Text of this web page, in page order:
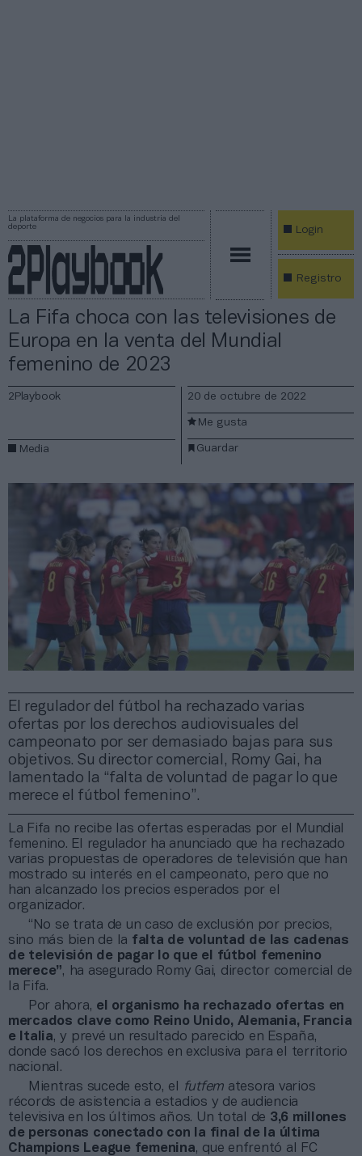
La plataforma de negocios para la industria del
deporte
Login
Registro
La Fifa choca con las televisiones de
Europa en la venta del Mundial
femenino de 2023
El regulador del fútbol ha rechazado varias
ofertas por los derechos audiovisuales del
campeonato por ser demasiado bajas para sus
objetivos. Su director comercial, Romy Gai, ha
lamentado la “falta de voluntad de pagar lo que
merece el fútbol femenino”.
2Playbook
Media
20 de octubre de 2022
Guardar
Me gusta
La Fifa no recibe las ofertas esperadas por el Mundial
femenino. El regulador ha anunciado que ha rechazado
varias propuestas de operadores de televisión que han
mostrado su interés en el campeonato, pero que no
han alcanzado los precios esperados por el
organizador.
“No se trata de un caso de exclusión por precios,
sino más bien de la falta de voluntad de las cadenas
de televisión de pagar lo que el fútbol femenino
merece”, ha asegurado Romy Gai, director comercial de
la Fifa.
Por ahora, el organismo ha rechazado ofertas en
mercados clave como Reino Unido, Alemania, Francia
e Italia, y prevé un resultado parecido en España,
donde sacó los derechos en exclusiva para el territorio
nacional.
Mientras sucede esto, el
futfem atesora varios
récords de asistencia a estadios y de audiencia
televisiva en los últimos años. Un total de 3,6 millones
de personas conectado con la final de la última
Champions League femenina, que enfrentó al FC